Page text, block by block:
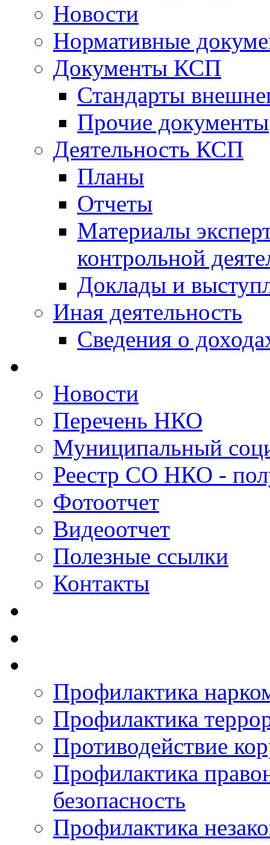
Новости
Нормативные
Документы КСП
Стандарты
Прочие документы
Деятельность КСП
Планы
Отчеты
Материалы
контрольной
Доклады и
Иная деятельность
Сведения о
Новости
Перечень НКО
Муниципальный
Реестр СО НКО -
Фотоотчет
Видеоотчет
Полезные ссылки
Контакты
Профилактика
Профилактика
Противодействие
Профилактика
безопасность
Профилактика